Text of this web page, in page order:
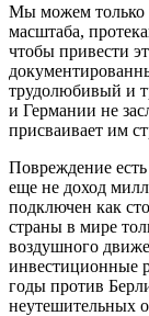
Мы можем только
масштаба,
чтобы привести
трудолюбивый и
и Германии не
присваивает им
Повреждение
еще не доход
подключен как
страны в мире
воздушного
инвестиционные
годы против
неутешительных